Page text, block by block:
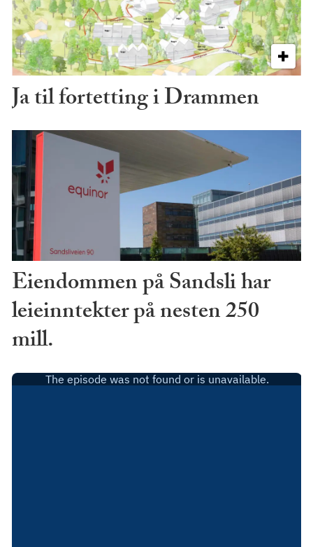
Ja til fortetting i Drammen
Eiendommen på Sandsli har
leieinntekter på nesten 250
mill.